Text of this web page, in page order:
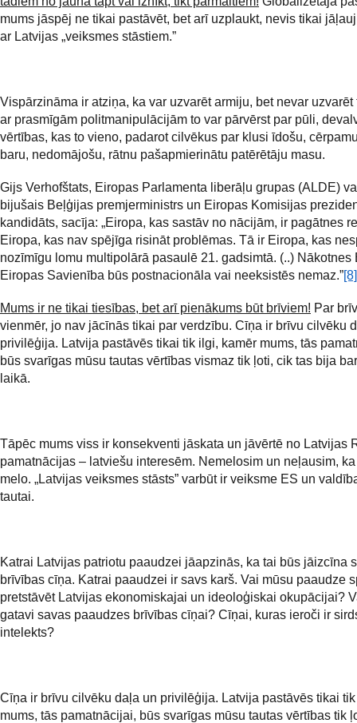
mums jāspēj ne tikai pastāvēt, bet arī uzplaukt, nevis tikai
ar Latvijas „veiksmes stāstiem.”
Vispārzināma ir atziņa, ka var uzvarēt armiju, bet nevar uzvarēt
ar prasmīgām politmanipulācijām to var pārvērst par pūli,
vērtības, kas to vieno, padarot cilvēkus par klusi īdošu,
baru, nedomājošu, rātnu pašapmierinātu patērētāju masu.
Gijs Verhofštats, Eiropas Parlamenta liberāļu grupas (ALDE)
bijušais Beļģijas premjerministrs un Eiropas Komisijas
kandidāts, sacīja: „Eiropa, kas sastāv no nācijām, ir pagātnes
Eiropa, kas nav spējīga risināt problēmas. Tā ir Eiropa, kas
nozīmīgu lomu multipolārā pasaulē 21. gadsimtā. (..) Nākotnes
Eiropas Savienība būs postnacionāla vai neeksistēs nemaz.”[8]
Mums ir ne tikai tiesības, bet arī pienākums būt brīviem! Par
vienmēr, jo nav jācīnās tikai par verdzību. Cīņa ir brīvu cilvēku
privilēģija. Latvija pastāvēs tikai tik ilgi, kamēr mums, tās
būs svarīgas mūsu tautas vērtības vismaz tik ļoti, cik tas bija
laikā.
Tāpēc mums viss ir konsekventi jāskata un jāvērtē no Latvijas
pamatnācijas – latviešu interesēm. Nemelosim un neļausim,
melo. „Latvijas veiksmes stāsts” varbūt ir veiksme ES un
tautai.
Katrai Latvijas patriotu paaudzei jāapzinās, ka tai būs jāizcīna
brīvības cīņa. Katrai paaudzei ir savs karš. Vai mūsu paaudze
pretstāvēt Latvijas ekonomiskajai un ideoloģiskai okupācijai?
gatavi savas paaudzes brīvības cīņai? Cīņai, kuras ieroči ir
intelekts?
Cīņa ir brīvu cilvēku daļa un privilēģija. Latvija pastāvēs tikai
mums, tās pamatnācijai, būs svarīgas mūsu tautas vērtības tik